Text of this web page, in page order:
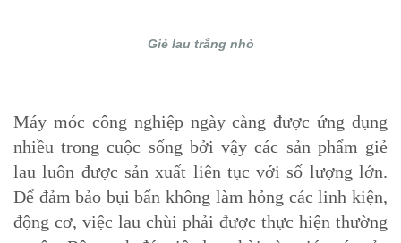
Giẻ lau trắng nhỏ
Máy móc công nghiệp ngày càng được ứng dụng
nhiều trong cuộc sống bởi vậy các sản phẩm giẻ
lau luôn được sản xuất liên tục với số lượng lớn.
Để đảm bảo bụi bẩn không làm hỏng các linh kiện,
động cơ, việc lau chùi phải được thực hiện thường